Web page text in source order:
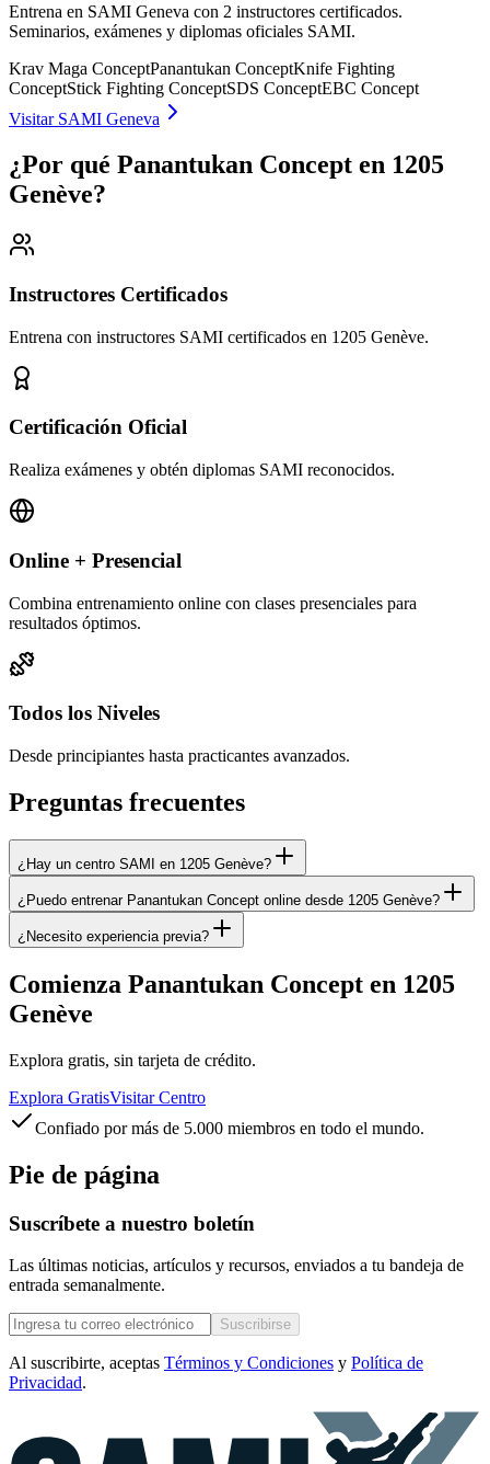
Entrena en SAMI Geneva con 2 instructores certificados.
Seminarios, exámenes y diplomas oficiales SAMI.
Krav Maga ConceptPanantukan ConceptKnife Fighting
ConceptStick Fighting ConceptSDS ConceptEBC Concept
Visitar SAMI Geneva
¿Por qué Panantukan Concept en 1205
Genève?
Instructores Certificados
Entrena con instructores SAMI certificados en 1205 Genève.
Certificación Oficial
Realiza exámenes y obtén diplomas SAMI reconocidos.
Online + Presencial
Combina entrenamiento online con clases presenciales para
resultados óptimos.
Todos los Niveles
Desde principiantes hasta practicantes avanzados.
Preguntas frecuentes
¿Hay un centro SAMI en 1205 Genève?
¿Puedo entrenar Panantukan Concept online desde 1205 Genève?
¿Necesito experiencia previa?
Comienza Panantukan Concept en 1205
Genève
Explora gratis, sin tarjeta de crédito.
Explora GratisVisitar Centro
Confiado por más de 5.000 miembros en todo el mundo.
Pie de página
Suscríbete a nuestro boletín
Las últimas noticias, artículos y recursos, enviados a tu bandeja de
entrada semanalmente.
Suscribirse
Al suscribirte, aceptas Términos y Condiciones y Política de
Privacidad.